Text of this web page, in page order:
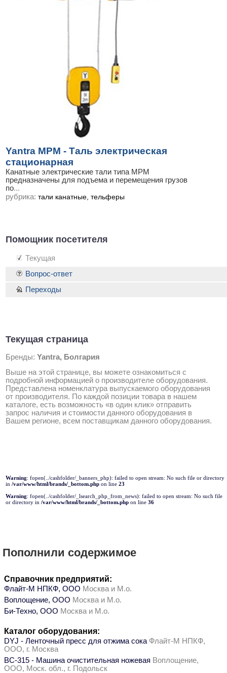
Yantra МРМ - Таль электрическая
стационарная
Канатные электрические тали типа МРМ
предназначены для подъема и перемещения грузов
по...
рубрика: тали канатные, тельферы
Помощник посетителя
Текущая
Текущая страница
Бренды: Yantra, Болгария
Выше на этой странице, вы можете ознакомиться с
подробной информацией о производителе оборудования.
Представлена номенклатура выпускаемого оборудования
от производителя. По каждой позиции товара в нашем
каталоге, есть возможность «в один клик» отправить
запрос наличия и стоимости данного оборудования в
Вашем регионе, всем поставщикам данного оборудования.
Вопрос-ответ
Переходы
Warning: fopen(../cashfolder/_banners_php): failed to open stream: No such file or directory
in /var/www/html/brands/_bottom.php on line 23
Warning: fopen(../cashfolder/_lsearch_php_from_news): failed to open stream: No such file
or directory in /var/www/html/brands/_bottom.php on line 36
Пополнили содержимое
Справочник предприятий:
Флайт-М НПКФ, ООО Москва и М.о.
Воплощение, ООО Москва и М.о.
Би-Техно, ООО Москва и М.о.
Каталог оборудования:
DYJ - Ленточный пресс для отжима сока Флайт-М НПКФ,
ООО, г. Москва
ВС-315 - Машина очистительная ножевая Воплощение,
ООО, Моск. обл., г. Подольск